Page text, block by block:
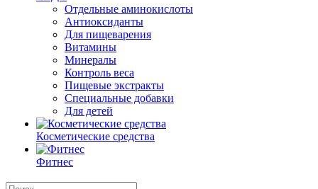
Отдельные аминокислоты
Антиоксиданты
Для пищеварения
Витамины
Минералы
Контроль веса
Пищевые экстракты
Специальные добавки
Для детей
Косметические средства
Фитнес